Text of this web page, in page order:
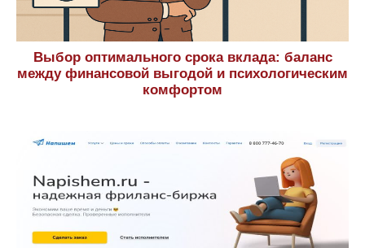
Выбор оптимального срока вклада: баланс
между финансовой выгодой и психологическим
комфортом